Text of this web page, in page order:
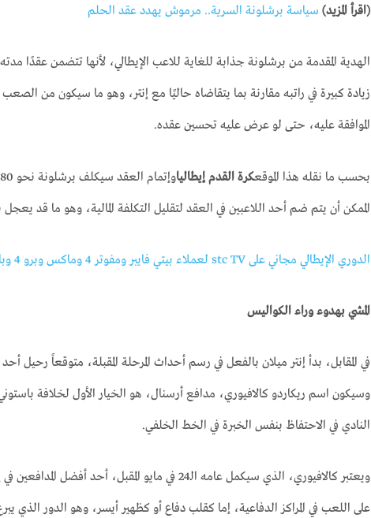
(اقرأ المزيد) سياسة برشلونة السرية.. مرموش يهدد عقد الحلم
الهدية المقدمة من برشلونة جذابة للغاية للاعب الإيطالي، لأنها تتضمن
زيادة كبيرة في راتبه مقارنة بما يتقاضاه حاليًا مع إنتر، وهو ما سيكون من الصعب
الموافقة عليه، حتى لو عرض عليه تحسين عقده.
بحسب ما نقله هذا الموقعكرة القدم إيطاليا
الممكن أن يتم ضم أحد اللاعبين في العقد لتقليل التكلفة المالية، وهو ما قد يعجل
الدوري الإيطالي مجاني على stc TV لعملاء بيتي فايبر ومفوتر 4 وماكس وبرو 4 وباقة 5
المشي بهدوء وراء الكواليس
في المقابل، بدأ إنتر ميلان بالفعل في رسم أحداث المرحلة المقبلة، متوقعاً رحيل
وسيكون اسم ريكاردو كالافيوري، مدافع أرسنال، هو الخيار الأول لخلافة
النادي في الاحتفاظ بنفس الخبرة في الخط الخلفي.
ويعتبر كالافيوري، الذي سيكمل عامه الـ24 في مايو المقبل، أحد
على اللعب في المراكز الدفاعية، إما كقلب دفاع أو كظهير أيسر، وهو الدور الذي